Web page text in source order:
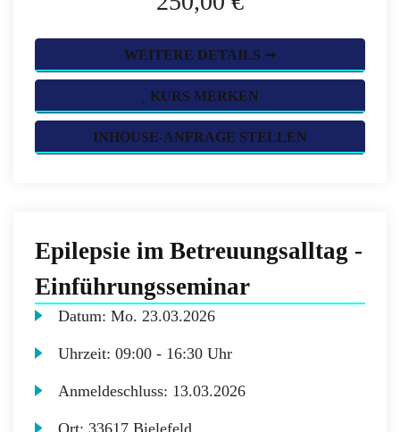
WEITERE DETAILS ➞
KURS MERKEN
INHOUSE-ANFRAGE STELLEN
Epilepsie im Betreuungsalltag -
Einführungsseminar
Datum:Mo. 23.03.2026
Uhrzeit:09:00 - 16:30 Uhr
Anmeldeschluss: 13.03.2026
Ort:33617 Bielefeld